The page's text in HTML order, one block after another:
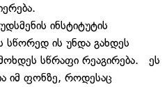
ინსტიტუტის
სწორედ ის უნდა გახდეს
სწრაფი რეაგირება. ეს
იმ ფონზე, როდესაც